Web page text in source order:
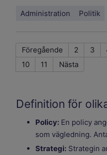
Administration Politik
Föregående 2 3
10
11 Nästa
Definition för
Policy: En policy
som vägledning.
Strategi: Strategin